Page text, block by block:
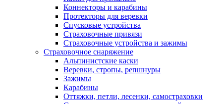
Коннекторы и карабины
Протекторы для веревки
Спусковые устройства
Страховочные привязи
Страховочные устройства и зажимы
Страховочное снаряжение
Альпинистские каски
Веревки, стропы, репшнуры
Зажимы
Карабины
Оттяжки, петли, лесенки, самостраховки